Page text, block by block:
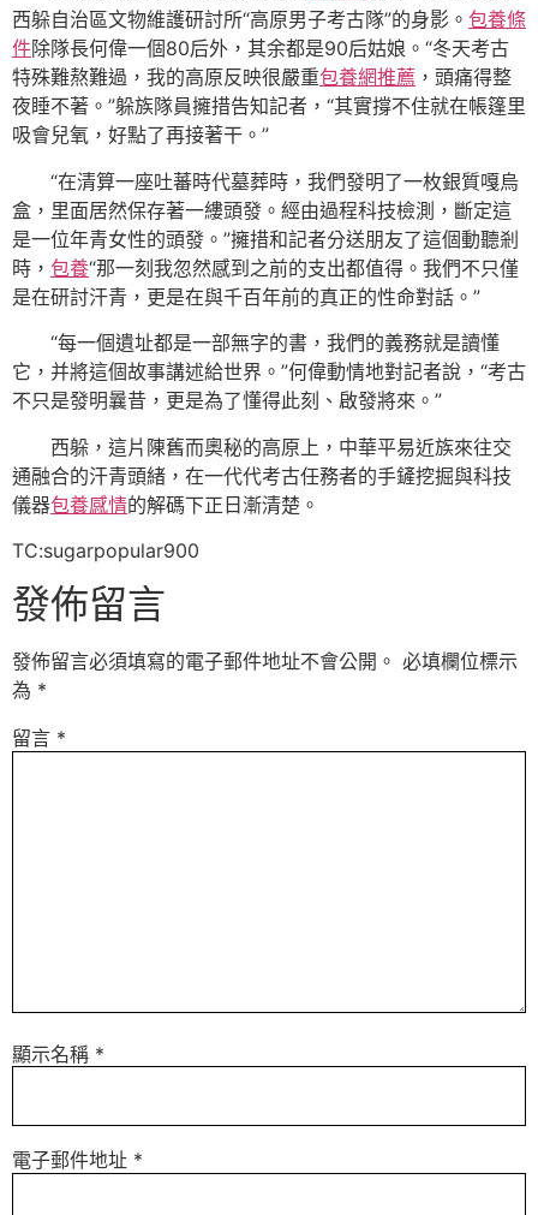
西躲自治區文物維護研討所“高原男子考古隊”的身影。 包養條
件除隊長何偉一個80后外，其余都是90后姑娘。“冬天考古
特殊難熬難過，我的高原反映很嚴重包養網推薦 ，頭痛得整
夜睡不著。”躲族隊員擁措告知記者，“其實撐不住就在帳篷里
吸會兒氧，好點了再接著干。”
“在清算一座吐蕃時代墓葬時，我們發明了一枚銀質嘎烏
盒，里面居然保存著一縷頭發。經由過程科技檢測，斷定這
是一位年青女性的頭發。”擁措和記者分送朋友了這個動聽剎
時， 包養“那一刻我忽然感到之前的支出都值得。我們不只僅
是在研討汗青，更是在與千百年前的真正的性命對話。”
“每一個遺址都是一部無字的書，我們的義務就是讀懂
它，并將這個故事講述給世界。”何偉動情地對記者說，“考古
不只是發明曩昔，更是為了懂得此刻、啟發將來。”
西躲，這片陳舊而奧秘的高原上，中華平易近族來往交
通融合的汗青頭緒，在一代代考古任務者的手鏟挖掘與科技
儀器包養感情的解碼下正日漸清楚。
TC:sugarpopular900
發佈留言
發佈留言必須填寫的電子郵件地址不會公開。 必填欄位標示
為 *
留言 *
顯示名稱 *
電子郵件地址 *